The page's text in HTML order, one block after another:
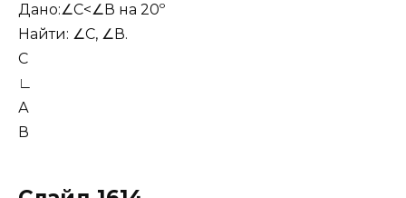
Дано:∠С<∠В на 20º
Найти: ∠С, ∠В.
С
∟
А
В